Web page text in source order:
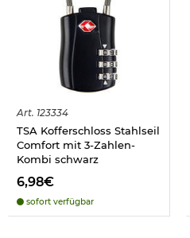
Art. 123334
TSA Kofferschloss Stahlseil
Comfort mit 3-Zahlen-
Kombi schwarz
6,98€
sofort verfügbar